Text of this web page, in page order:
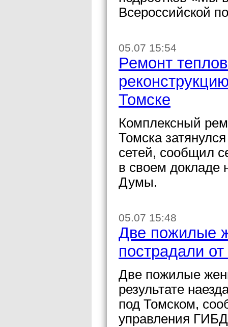
Всероссийской
05.07 15:54
Ремонт
Томске
Комплексный
Томска
сетей, сообщил
в своем докладе
Думы.
05.07 15:48
Две пожилые
пострадали
Две пожилые
результате
под Томском,
управления